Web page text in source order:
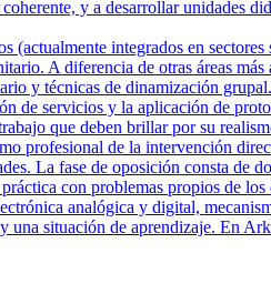
y a desarrollar unidades
integrados en sectores
A diferencia de otras áreas
y técnicas de dinamización
de servicios y la aplicación de
que deben brillar por su
profesional de la intervención
La fase de oposición consta de
con problemas propios de
analógica y digital,
una situación de aprendizaje. En